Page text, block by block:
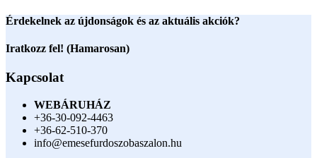
Érdekelnek az újdonságok és az aktuális akciók?
Iratkozz fel! (Hamarosan)
Kapcsolat
WEBÁRUHÁZ
+36-30-092-4463
+36-62-510-370
info@emesefurdoszobaszalon.hu